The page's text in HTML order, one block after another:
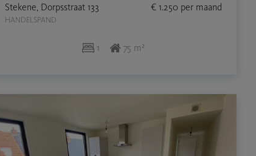
Stekene, Dorpsstraat 133
HANDELSPAND
€ 1.250 per maand
1 75 m²